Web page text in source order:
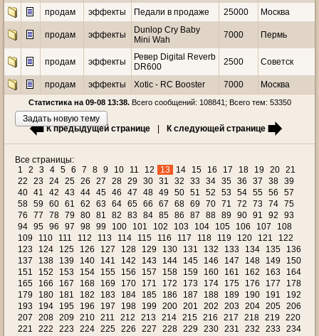
продам эффекты Педали в продаже 25000 Москва
продам эффекты
Dunlop Cry Baby
Mini Wah
7000 Пермь
продам эффекты
Ревер Digital Reverb
DR600
2500 Советск
продам эффекты Xotic - RC Booster 7000 Москва
Статистика на 09-08 13:38.Всего сообщений: 108841; Всего тем: 53350
Задать новую тему
К предыдущей странице
К следующей странице
Все страницы:
1
2 3 4 5 6 7 8 9 10 11 12 13 14 15 16 17 18 19 20 21
22
23 24 25 26 27 28 29 30 31 32 33 34 35 36 37 38 39
40 41 42 43 44 45 46 47 48 49 50 51 52 53 54 55 56
57
58 59 60 61 62 63 64 65 66 67 68 69 70 71 72 73 74 75
76
77 78 79 80 81 82 83 84 85 86 87 88 89 90 91 92
93
94 95 96 97 98 99 100 101 102 103 104 105 106 107
108
109
110 111 112 113 114 115 116 117 118 119 120 121
122
123
124 125 126 127 128 129 130 131 132 133 134 135
136
137
138 139 140 141 142 143 144 145 146 147 148 149
150
151
152 153 154 155 156 157 158 159 160 161 162 163
164
165
166 167 168 169 170 171 172 173 174 175 176 177
178
179
180 181 182 183 184 185 186 187 188 189 190 191
192
193
194 195 196 197 198 199 200 201 202 203 204 205 206
207
208 209 210 211 212 213 214 215 216 217 218 219
220
221
222 223 224 225 226 227 228 229 230 231 232 233
234